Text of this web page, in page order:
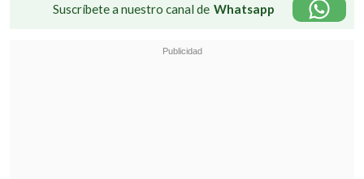
Suscríbete a nuestro canal de Whatsapp